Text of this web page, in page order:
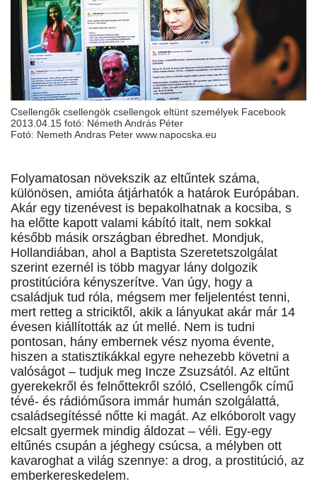
Csellengők csellengök csellengok eltünt személyek Facebook
2013.04.15 fotó: Németh András Péter
Fotó: Nemeth Andras Peter www.napocska.eu
Folyamatosan növekszik az eltűntek száma,
különösen, amióta átjárhatók a határok Európában.
Akár egy tizenévest is bepakolhatnak a kocsiba, s
ha előtte kapott valami kábító italt, nem sokkal
később másik országban ébredhet. Mondjuk,
Hollandiában, ahol a Baptista Szeretetszolgálat
szerint ezernél is több magyar lány dolgozik
prostitúcióra kényszerítve. Van úgy, hogy a
családjuk tud róla, mégsem mer feljelentést tenni,
mert retteg a striciktől, akik a lányukat akár már 14
évesen kiállították az út mellé. Nem is tudni
pontosan, hány embernek vész nyoma évente,
hiszen a statisztikákkal egyre nehezebb követni a
valóságot – tudjuk meg Incze Zsuzsától. Az eltűnt
gyerekekről és felnőttekről szóló, Csellengők című
tévé- és rádióműsora immár humán szolgálattá,
családsegítéssé nőtte ki magát. Az elkóborolt vagy
elcsalt gyermek mindig áldozat – véli. Egy-egy
eltűnés csupán a jéghegy csúcsa, a mélyben ott
kavaroghat a világ szennye: a drog, a prostitúció, az
emberkereskedelem.